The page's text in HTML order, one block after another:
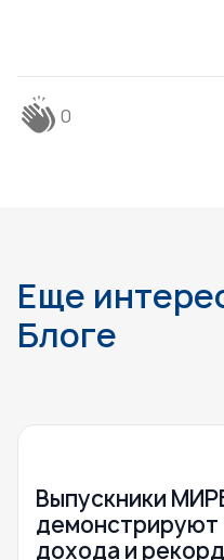
0
Еще
Блоге
Выпускники
демонстрируют
дохода и